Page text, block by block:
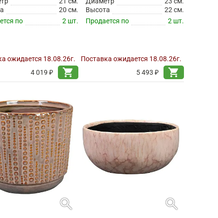
20 см.
по
2 шт.
ожидается 18.08.26г.
4 019 ₽
shopping_cart
Высота
22 см.
Продается по
2 шт.
Поставка ожидается 18.08.26г.
5 493 ₽
shopping_cart
search search